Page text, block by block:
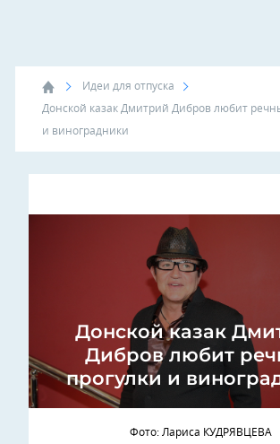
Идеи для отпуска
Донской казак Дмитрий Дибров любит
и виноградники
Донской казак
Дибров любит
прогулки и
Фото: Лариса КУДРЯВЦЕВА